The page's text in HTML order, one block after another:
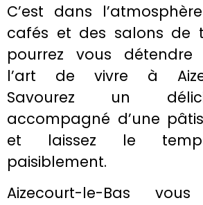
C’est dans
cafés et des salons de
pourrez vous
l’art de vivre à
Savourez un
accompagné d’une
et laissez le
paisiblement.
Aizecourt-le-Bas